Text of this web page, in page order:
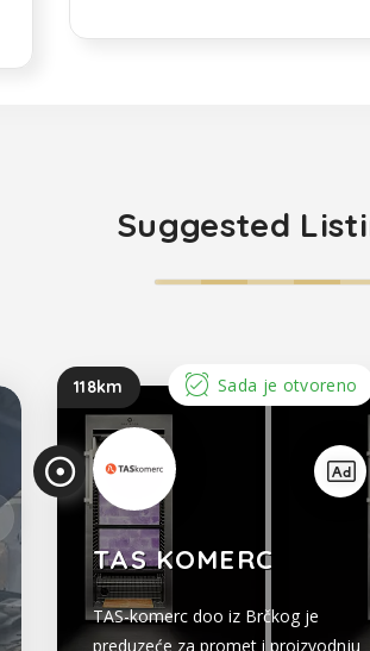
Suggested
118km Sada je otvoreno
TAS KOMERC
TAS-komerc doo iz Brčkog je
preduzeće za promet i proizvodnju